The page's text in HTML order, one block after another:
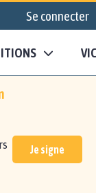
Se connecter
Je signe